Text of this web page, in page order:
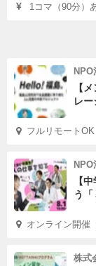
1コマ（90分）
【
レ
フルリモートOK
【
う
オンライン開催
株式